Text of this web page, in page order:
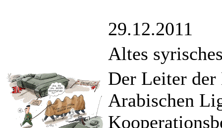
29.12.2011
Altes
Der Leiter der
Arabischen